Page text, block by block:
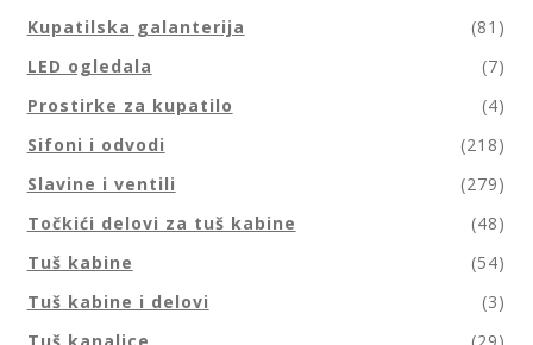
Kupatilska galanterija
(81)
LED ogledala
(7)
Prostirke za kupatilo
(4)
Sifoni i odvodi
(218)
Slavine i ventili
(279)
Točkići delovi za tuš kabine
(48)
Tuš kabine
(54)
Tuš kabine i delovi
(3)
Tuš kanalice
(29)